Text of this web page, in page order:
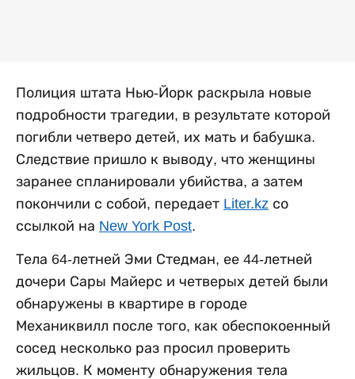
Полиция штата Нью-Йорк раскрыла новые
подробности трагедии, в результате которой
погибли четверо детей, их мать и бабушка.
Следствие пришло к выводу, что женщины
заранее спланировали убийства, а затем
покончили с собой, передает Liter.kz со
ссылкой на New York Post.
Тела 64-летней Эми Стедман, ее 44-летней
дочери Сары Майерс и четверых детей были
обнаружены в квартире в городе
Механиквилл после того, как обеспокоенный
сосед несколько раз просил проверить
жильцов. К моменту обнаружения тела